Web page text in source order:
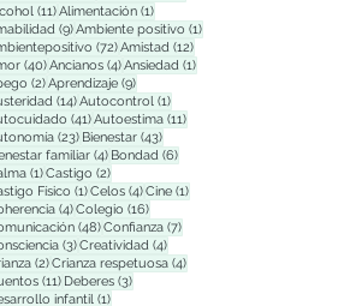
(11)11 entradas
Alimentación (1)1 entrada
(9)9 entradas
Ambiente positivo (1)1 entrada
(72)72 entradas
Amistad (12)12 entradas
(40)40 entradas
Ancianos (4)4 entradas
Ansiedad (1)1 entrada
(2)2 entradas
Aprendizaje (9)9 entradas
(14)14 entradas
Autocontrol (1)1 entrada
(41)41 entradas
Autoestima (11)11 entradas
(23)23 entradas
Bienestar (43)43 entradas
familiar (4)4 entradas
Bondad (6)6 entradas
(1)1 entrada
Castigo (2)2 entradas
Físico (1)1 entrada
Celos (4)4 entradas
Cine (1)1 entrada
(4)4 entradas
Colegio (16)16 entradas
(48)48 entradas
Confianza (7)7 entradas
(3)3 entradas
Creatividad (4)4 entradas
(2)2 entradas
Crianza respetuosa (4)4 entradas
(11)11 entradas
Deberes (3)3 entradas
infantil (1)1 entrada